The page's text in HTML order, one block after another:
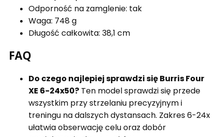
Odporność na zamglenie: tak
Waga: 748 g
Długość całkowita: 38,1 cm
FAQ
Do czego najlepiej sprawdzi się Burris Four
XE 6-24x50? Ten model sprawdzi się przede
wszystkim przy strzelaniu precyzyjnym i
treningu na dalszych dystansach. Zakres 6-24x
ułatwia obserwację celu oraz dobór